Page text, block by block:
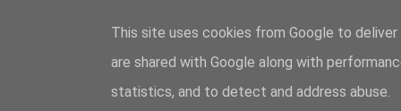
This site uses cookies from Google to
are shared with Google along with
statistics, and to detect and address abuse.